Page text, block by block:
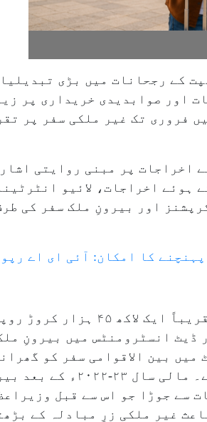
کے رجحانات میں بڑی
اور صوابدیدی خریداری پر
اخراجات پر مبنی روایتی
ہوئے اخراجات، لائیو
اور بیرونِ ملک سفر کی
رپورٹ کے مطابق، مالی سال ۲۰۲۶ء میں فروری تک بیرونِ ملک
ڈیٹ انسٹرومنٹس میں بیرونِ
اضافہ ہوا ہے۔ رپورٹ میں بین الاقوامی سفر
ہوئی ترجیحات کے مضبوط ترین اشاروں میں سے ایک
سے جوڑا جو اس سے قبل
غیر ملکی زرِ مبادلہ کے